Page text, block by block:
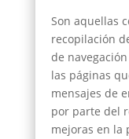
Son aquellas
recopilación
de
las páginas
mensajes de
por parte del
mejoras en la